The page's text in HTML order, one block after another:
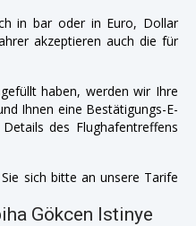
in bar oder in Euro, Dollar
akzeptieren auch die für
haben, werden wir Ihre
Ihnen eine Bestätigungs-E-
des Flughafentreffens
sich bitte an unsere Tarife
Gökcen Istinye